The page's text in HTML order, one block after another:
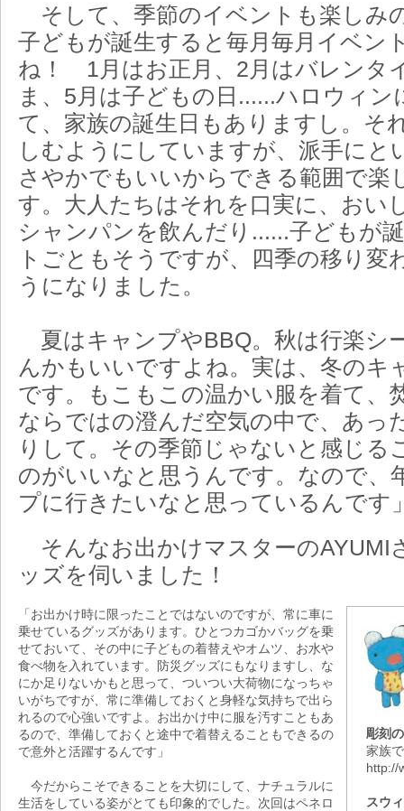
そして、季節のイベントも楽しみ
子どもが誕生すると毎月毎月イベン
ね！ 1月はお正月、2月はバレンタ
ま、5月は子どもの日......ハロウィ
て、家族の誕生日もありますし。そ
しむようにしていますが、派手にと
さやかでもいいからできる範囲で楽
す。大人たちはそれを口実に、おい
シャンパンを飲んだり......子どもが
トごともそうですが、四季の移り変
うになりました。
夏はキャンプやBBQ。秋は行楽シ
んかもいいですよね。実は、冬のキ
です。もこもこの温かい服を着て、
ならではの澄んだ空気の中で、あっ
りして。その季節じゃないと感じる
のがいいなと思うんです。なので、
プに行きたいなと思っているんです
そんなお出かけマスターのAYUMI
ッズを伺いました！
「お出かけ時に限ったことではないのですが、常に車に
乗せているグッズがあります。ひとつカゴかバッグを乗
せておいて、その中に子どもの着替えやオムツ、お水や
食べ物を入れています。防災グッズにもなりますし、な
にか足りないかもと思って、ついつい大荷物になっちゃ
いがちですが、常に準備しておくと身軽な気持ちで出ら
れるので心強いですよ。お出かけ中に服を汚すこともあ
るので、準備しておくと途中で着替えることもできるの
で意外と活躍するんです」
今だからこそできることを大切にして、ナチュラルに
生活をしている姿がとても印象的でした。次回はペネロ
彫刻の
家族で
http://
スウィ